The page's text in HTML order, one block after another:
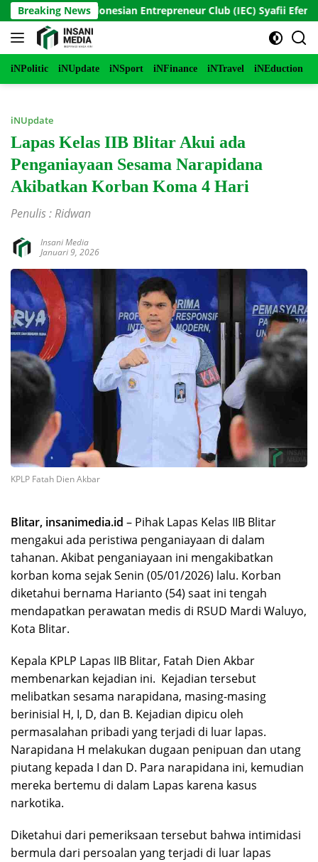
Langsung
ke
konten
Breaking News
Indonesian Entrepreneur Club (IEC) Syafii Efendi
iNPolitic iNUpdate iNSport iNFinance iNTravel iNEduction
iNUpdate
Lapas Kelas IIB Blitar Akui ada
Penganiayaan Sesama Narapidana
Akibatkan Korban Koma 4 Hari
Penulis : Ridwan
Insani Media
Januari 9, 2026
KPLP Fatah Dien Akbar
Blitar, insanimedia.id – Pihak Lapas Kelas IIB Blitar
mengakui ada peristiwa penganiayaan di dalam
tahanan. Akibat penganiayaan ini mengakibatkan
korban koma sejak Senin (05/01/2026) lalu. Korban
diketahui bernama Harianto (54) saat ini tengah
mendapatkan perawatan medis di RSUD Mardi Waluyo,
Kota Blitar.
Kepala KPLP Lapas IIB Blitar, Fatah Dien Akbar
membenarkan kejadian ini. Kejadian tersebut
melibatkan sesama narapidana, masing-masing
berinisial H, I, D, dan B. Kejadian dipicu oleh
permasalahan pribadi yang terjadi di luar lapas.
Narapidana H melakukan dugaan penipuan dan utang
piutang kepada I dan D. Para narapidana ini, kemudian
mereka bertemu di dalam Lapas karena kasus
narkotika.
Diketahui dari pemeriksaan tersebut bahwa intimidasi
bermula dari persoalan yang terjadi di luar lapas